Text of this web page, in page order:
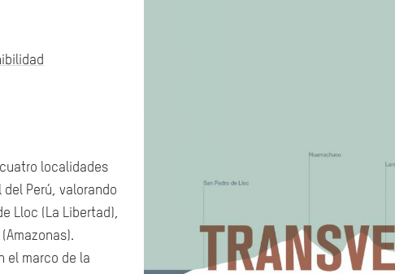
localidades
Perú, valorando
Lloc (La Libertad),
el marco de la